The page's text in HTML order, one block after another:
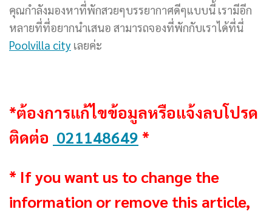
คุณกำลังมองหาที่พักสวยๆบรรยากาศดีๆแบบนี้ เรามีอีก
หลายที่ที่อยากนำเสนอ สามารถจองที่พักกับเราได้ที่นี่
Poolvilla city เลยค่ะ
*ต้องการแก้ไขข้อมูลหรือแจ้งลบโปรด
ติดต่อ 021148649 *
* If you want us to change the
information or remove this article,